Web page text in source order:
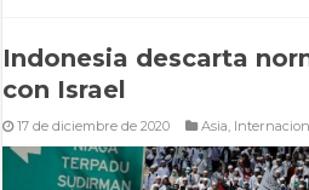
Indonesia descarta
con Israel
17 de diciembre de 2020 Asia,